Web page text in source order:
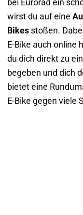
bei Eurorad ein
wirst du auf eine
Bikes stoßen.
E-Bike auch online
du dich direkt zu
begeben und dich
bietet eine
E-Bike gegen viele